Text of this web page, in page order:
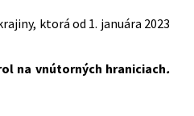
ktorá od 1. januára 2023
na vnútorných hraniciach.